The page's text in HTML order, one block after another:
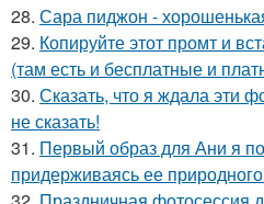
28. Сара пиджон -
29. Копируйте этот промт и
(там есть и бесплатные и
30. Сказать, что я ждала эти
не сказать!
31. Первый образ для Ани я
придерживаясь ее